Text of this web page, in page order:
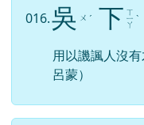
016.吳 ㄨ ˊ 下 ㄒ
ㄧ
ㄚ
ˋ
用以譏諷人沒
呂蒙）